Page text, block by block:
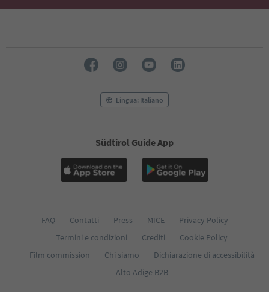
Lingua: Italiano
Südtirol Guide App
FAQ Contatti Press MICE
Privacy Policy
Termini e condizioni
Crediti
Cookie Policy
Film commission
Chi siamo
Dichiarazione di accessibilità
Alto Adige B2B